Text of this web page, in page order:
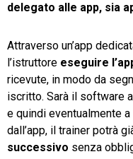
delegato alle app, sia
Attraverso un’app
l’istruttore eseguire
ricevute, in modo da
iscritto. Sarà il software
e quindi eventualmente a
dall’app, il trainer potrà
successivo senza